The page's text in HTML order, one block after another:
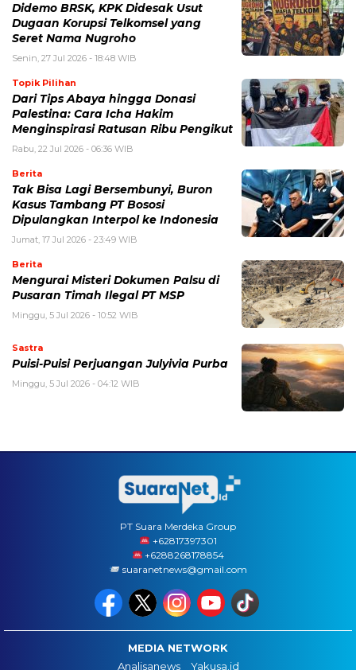
Didemo BRSK, KPK Didesak Usut
Dugaan Korupsi Telkomsel yang
Seret Nama Nugroho
Senin, 27 Jul 2026 - 18:48 WIB
Topik Pilihan
Dari Tips Abaya hingga Donasi
Palestina: Cara Icha Hakim
Menginspirasi Ratusan Ribu Pengikut
Rabu, 22 Jul 2026 - 06:36 WIB
Berita
Tak Bisa Lagi Bersembunyi, Buron
Kasus Tambang PT Bososi
Dipulangkan Interpol ke Indonesia
Jumat, 17 Jul 2026 - 23:49 WIB
Berita
Mengurai Misteri Dokumen Palsu di
Pusaran Timah Ilegal PT MSP
Minggu, 5 Jul 2026 - 10:52 WIB
Sastra
Puisi-Puisi Perjuangan Julyivia Purba
Minggu, 5 Jul 2026 - 04:12 WIB
PT Suara Merdeka Group
‪+62817397301
+6288268178854
suaranetnews@gmail.com
MEDIA NETWORK
Analisanews
Yakusa.id